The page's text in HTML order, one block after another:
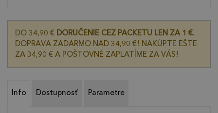
DO 34,90 € DORUČENIE CEZ PACKETU LEN ZA 1 €.
DOPRAVA ZADARMO NAD 34,90 €! NAKÚPTE EŠTE
ZA 34,90 € A POŠTOVNÉ ZAPLATÍME ZA VÁS!
Info Dostupnosť Parametre